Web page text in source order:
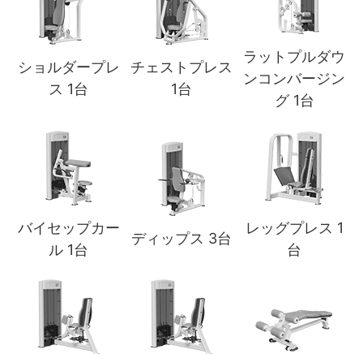
ショルダープレ
ス 1台
チェストプレス
1台
ラットプルダウ
ンコンバージン
グ 1台
バイセップカー
ル 1台
ディップス 3台
レッグプレス 1
台